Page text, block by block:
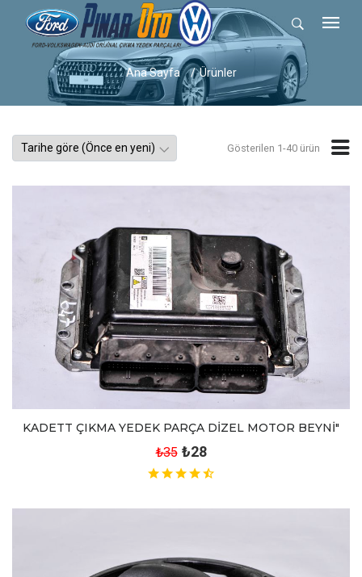
Ana Sayfa Ürünler
Gösterilen 1-40 ürün
KADETT ÇIKMA YEDEK PARÇA DİZEL MOTOR BEYNİ"
₺35 ₺28